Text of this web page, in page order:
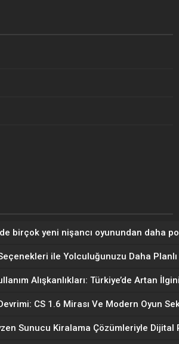
birçok yeni nişancı oyunundan daha
ile Yolculuğunuzu Daha
Alışkanlıkları: Türkiye’de Artan
CS 1.6 Mirası Ve Modern Oyun
Sunucu Kiralama Çözümleriyle